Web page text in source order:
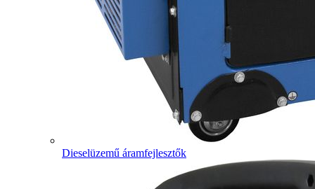
Dieselüzemű áramfejlesztők